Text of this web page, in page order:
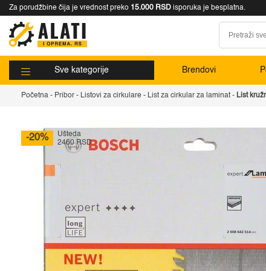
Za porudžbine čija je vrednost preko 15.000 RSD isporuka je besplatna.
Sve kategorije Brendovi
Početna - Pribor - Listovi za cirkulare - List za cirkular za laminat - List
-20%
Ušteda
2460 RSD